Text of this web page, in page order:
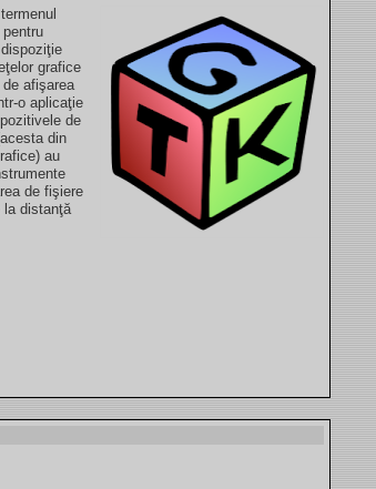
grafice
afişarea
o aplicaţie
de
din
au
de fişiere
la distanţă